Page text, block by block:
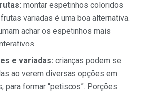
montar espetinhos coloridos
variadas é uma boa alternativa.
achar os espetinhos mais
e variadas: crianças podem se
ao verem diversas opções em
para formar “petiscos”. Porções